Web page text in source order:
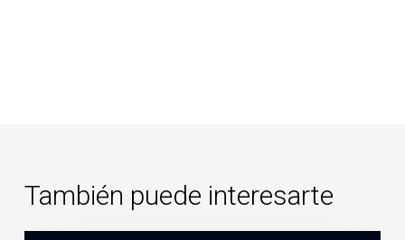
También puede interesarte